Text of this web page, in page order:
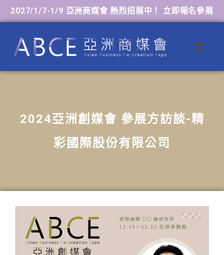
2027/1/7-1/9 亞洲商媒會 熱烈招展中！ 立即報名參展
2024亞洲創媒會 參展方訪談-精
彩國際股份有限公司